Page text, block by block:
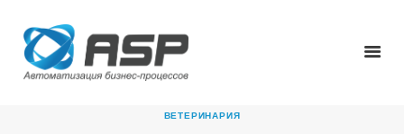
ВЕТЕРИНАРИЯ